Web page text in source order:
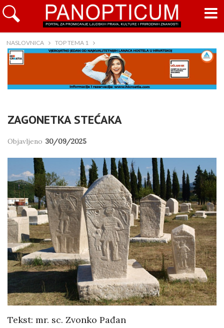
NASLOVNICA TOP TEMA 1
ZAGONETKA STEĆAKA
Objavljeno 30/09/2025
Tekst: mr. sc. Zvonko Pađan